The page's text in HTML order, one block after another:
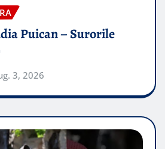
Puican – Surorile
3, 2026